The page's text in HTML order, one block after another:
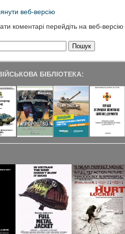
веб-версію
коментарі перейдіть на веб-версію
БІБЛІОТЕКА: